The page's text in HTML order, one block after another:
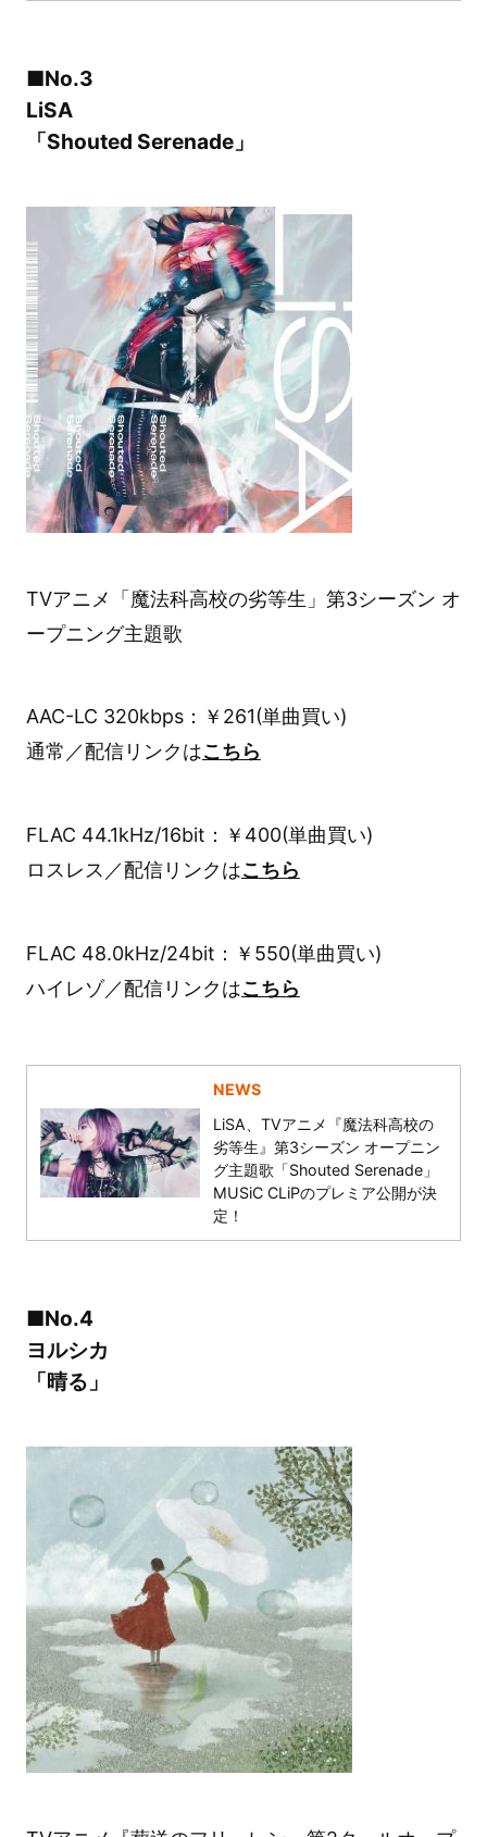
■No.3
LiSA
「Shouted Serenade」
TVアニメ「魔法科高校の劣等生」第3シーズン オ
ープニング主題歌
AAC-LC 320kbps：￥261(単曲買い)
通常／配信リンクはこちら
FLAC 44.1kHz/16bit：￥400(単曲買い)
ロスレス／配信リンクはこちら
FLAC 48.0kHz/24bit：￥550(単曲買い)
ハイレゾ／配信リンクはこちら
NEWS
LiSA、TVアニメ『魔法科高校の
劣等生』第3シーズン オープニン
グ主題歌「Shouted Serenade」
MUSiC CLiPのプレミア公開が決
定！
■No.4
ヨルシカ
「晴る」